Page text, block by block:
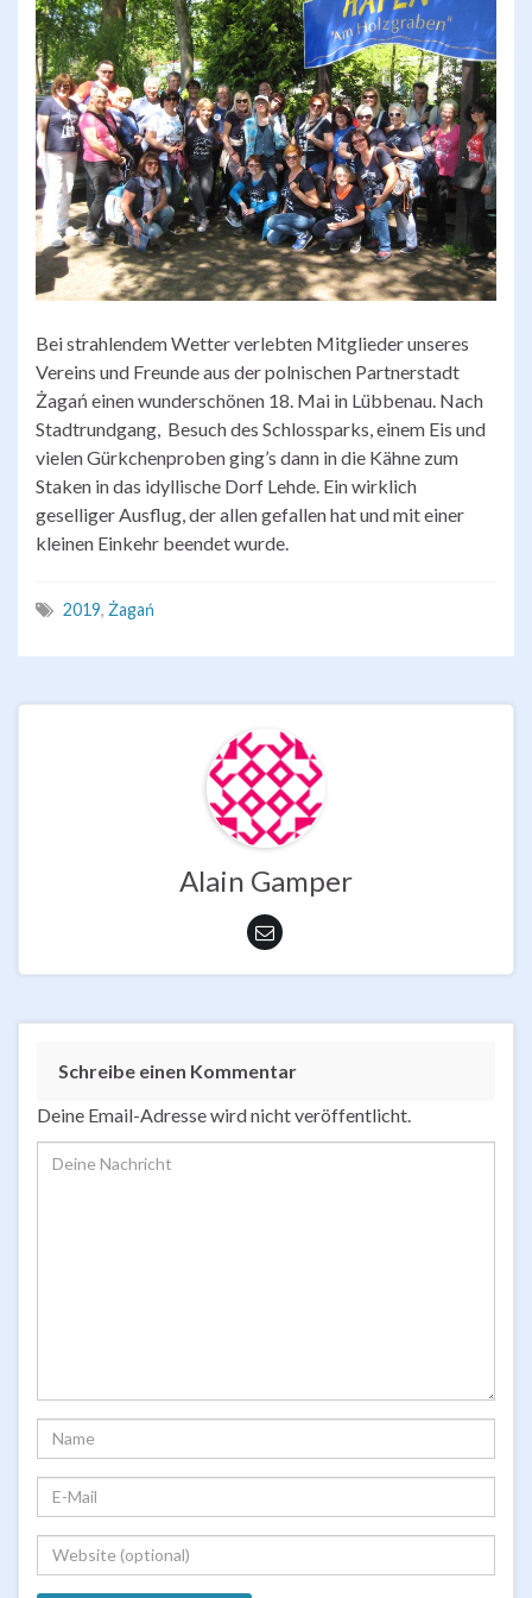
Bei strahlendem Wetter verlebten Mitglieder unseres
Vereins und Freunde aus der polnischen Partnerstadt
Żagań einen wunderschönen 18. Mai in Lübbenau. Nach
Stadtrundgang, Besuch des Schlossparks, einem Eis und
vielen Gürkchenproben ging’s dann in die Kähne zum
Staken in das idyllische Dorf Lehde. Ein wirklich
geselliger Ausflug, der allen gefallen hat und mit einer
kleinen Einkehr beendet wurde.
2019, Żagań
Alain Gamper
Schreibe einen Kommentar
Deine Email-Adresse wird nicht veröffentlicht.